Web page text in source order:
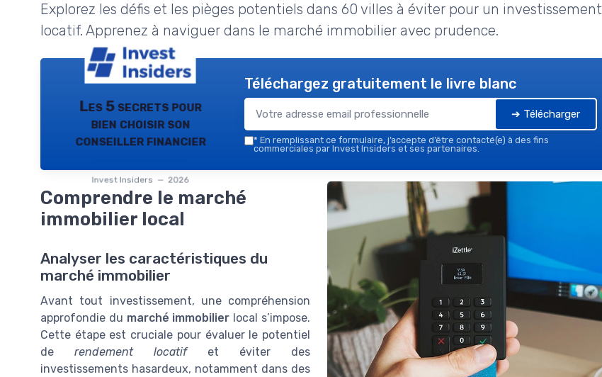
Explorez les défis et les pièges potentiels dans 60 villes à éviter pour un investissement
locatif. Apprenez à naviguer dans le marché immobilier avec prudence.
Les 5 secrets pour
bien choisir son
conseiller financier
Invest Insiders — 2026
Téléchargez gratuitement le livre blanc
➔ Télécharger
* En remplissant ce formulaire, j’accepte d’être contacté(e) à des fins
commerciales par Invest Insiders et ses partenaires.
Comprendre le marché
immobilier local
Analyser les caractéristiques du
marché immobilier
Avant tout investissement, une compréhension
approfondie du marché immobilier local s’impose.
Cette étape est cruciale pour évaluer le potentiel
de rendement locatifet éviter des
investissements hasardeux, notamment dans des